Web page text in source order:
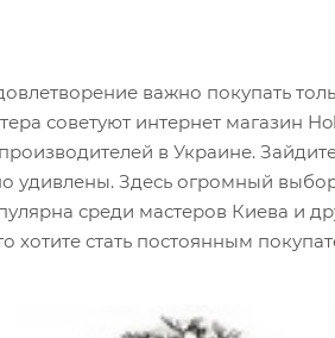
важно покупать
советуют интернет магазин
в Украине.
удивлены. Здесь огромный
среди мастеров Киева и
хотите стать постоянным